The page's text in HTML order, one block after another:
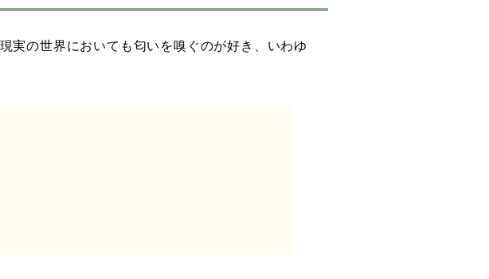
実の世界においても匂いを嗅ぐのが好き、いわゆ